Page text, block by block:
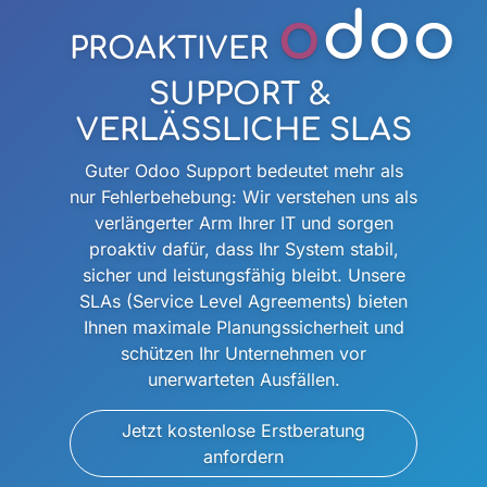
PROAKTIVER odoo
SUPPORT &
VERLÄSSLICHE SLAS
Guter Odoo Support bedeutet mehr als
nur Fehlerbehebung: Wir verstehen uns als
verlängerter Arm Ihrer IT und sorgen
proaktiv dafür, dass Ihr System stabil,
sicher und leistungsfähig bleibt. Unsere
SLAs (Service Level Agreements) bieten
Ihnen maximale Planungssicherheit und
schützen Ihr Unternehmen vor
unerwarteten Ausfällen.
Jetzt kostenlose Erstberatung
anfordern